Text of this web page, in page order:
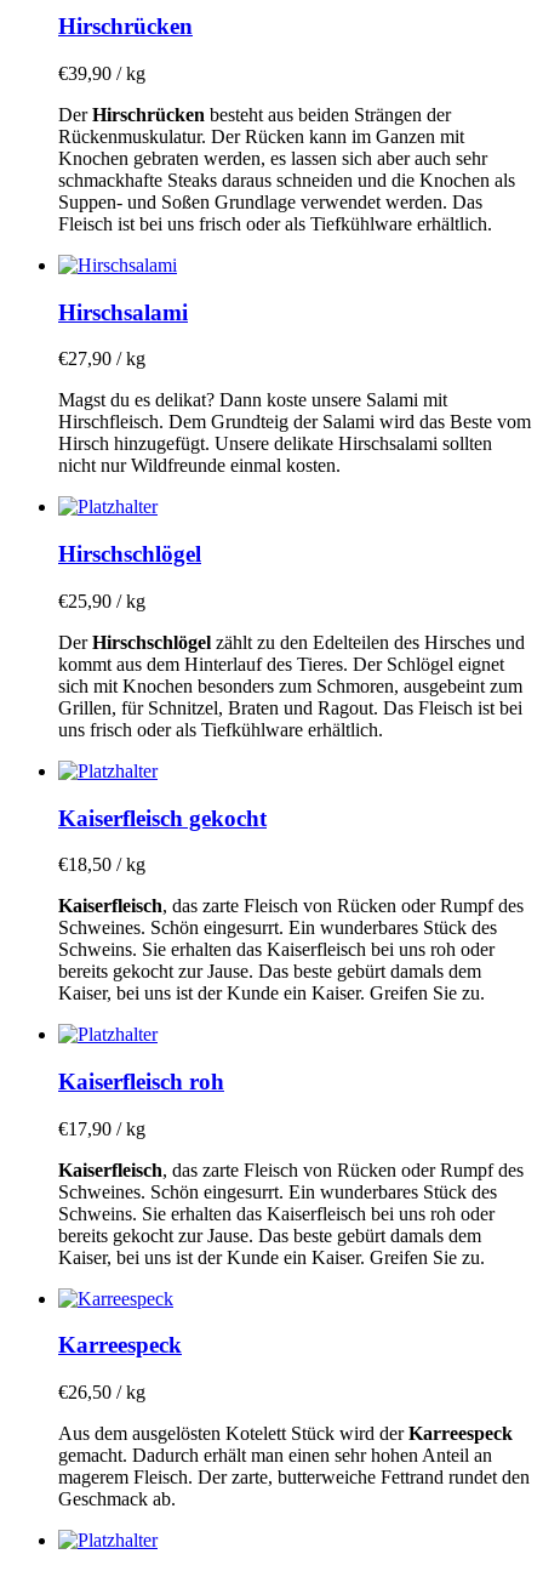
Hirschrücken
€39,90 / kg
DerHirschrücken besteht aus beiden Strängen der
Rückenmuskulatur. Der Rücken kann im Ganzen mit
Knochen gebraten werden, es lassen sich aber auch sehr
schmackhafte Steaks daraus schneiden und die Knochen als
Suppen- und Soßen Grundlage verwendet werden. Das
Fleisch ist bei uns frisch oder als Tiefkühlware erhältlich.
Hirschsalami
€27,90 / kg
Magst du es delikat? Dann koste unsere Salami mit
Hirschfleisch. Dem Grundteig der Salami wird das Beste vom
Hirsch hinzugefügt. Unsere delikate Hirschsalami sollten
nicht nur Wildfreunde einmal kosten.
Hirschschlögel
€25,90 / kg
DerHirschschlögel zählt zu den Edelteilen des Hirsches und
kommt aus dem Hinterlauf des Tieres. Der Schlögel eignet
sich mit Knochen besonders zum Schmoren, ausgebeint zum
Grillen, für Schnitzel, Braten und Ragout. Das Fleisch ist bei
uns frisch oder als Tiefkühlware erhältlich.
Kaiserfleisch gekocht
€18,50 / kg
Kaiserfleisch, das zarte Fleisch von Rücken oder Rumpf des
Schweines. Schön eingesurrt. Ein wunderbares Stück des
Schweins. Sie erhalten das Kaiserfleisch bei uns roh oder
bereits gekocht zur Jause. Das beste gebürt damals dem
Kaiser, bei uns ist der Kunde ein Kaiser. Greifen Sie zu.
Kaiserfleisch roh
€17,90 / kg
Kaiserfleisch, das zarte Fleisch von Rücken oder Rumpf des
Schweines. Schön eingesurrt. Ein wunderbares Stück des
Schweins. Sie erhalten das Kaiserfleisch bei uns roh oder
bereits gekocht zur Jause. Das beste gebürt damals dem
Kaiser, bei uns ist der Kunde ein Kaiser. Greifen Sie zu.
Karreespeck
€26,50 / kg
Aus dem ausgelösten Kotelett Stück wird derKarreespeck
gemacht. Dadurch erhält man einen sehr hohen Anteil an
magerem Fleisch. Der zarte, butterweiche Fettrand rundet den
Geschmack ab.